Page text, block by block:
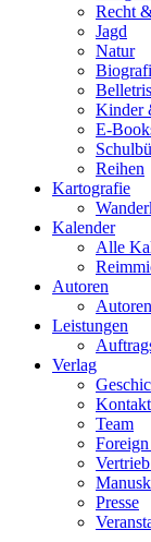
Recht
Jagd
Natur
Kinder
E-
Reihen
Kartografie
Kalender
Alle
Autoren
Leistungen
Verlag
Kontakt
Team
Presse